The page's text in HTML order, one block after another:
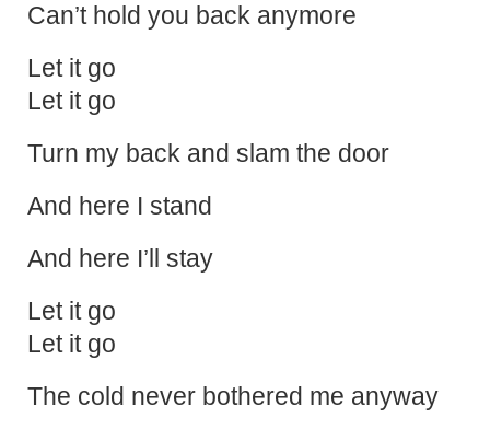
Can’t hold you back anymore
Let it go
Let it go
Turn my back and slam the door
And here I stand
And here I’ll stay
Let it go
Let it go
The cold never bothered me anyway